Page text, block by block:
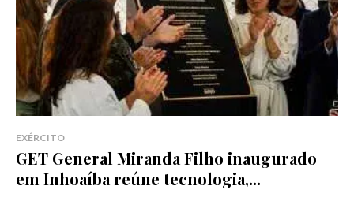
EXÉRCITO
GET General Miranda Filho inaugurado
em Inhoaíba reúne tecnologia,...